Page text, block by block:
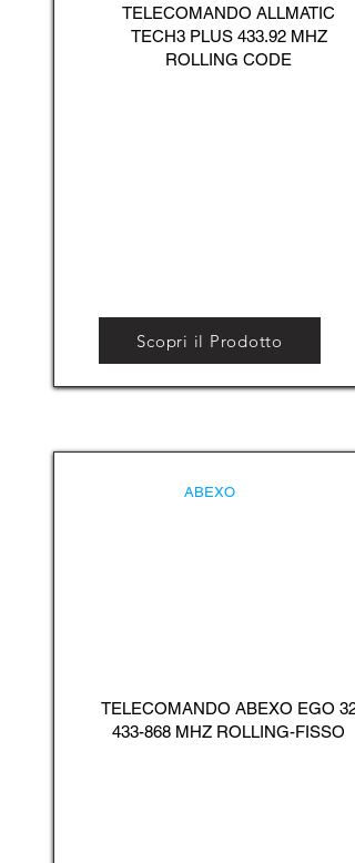
TELECOMANDO ALLMATIC
TECH3 PLUS 433.92 MHZ
ROLLING CODE
Scopri il Prodotto
ABEXO
TELECOMANDO ABEXO EGO 32
433-868 MHZ ROLLING-FISSO